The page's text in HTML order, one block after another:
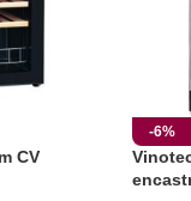
CV
-6%